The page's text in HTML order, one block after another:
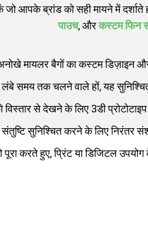
आपके ब्रांड को सही मायने में
पाउच, औरकस्टम फिन
मायलर बैगों का कस्टम
तक चलने वाले हों, यह सुनिश्चित
विस्तार से देखने के लिए 3डी
सुनिश्चित करने के लिए निरंतर
करते हुए, प्रिंट या डिजिटल